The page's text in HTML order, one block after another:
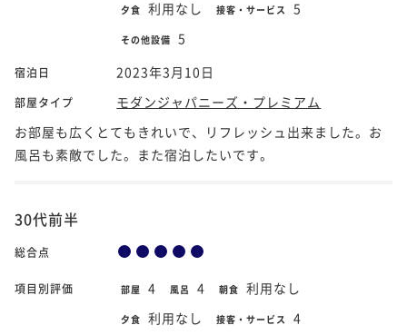
夕食 利用なし 接客・サービス 5
その他設備 5
宿泊日 2023年3月10日
部屋タイプ
モダンジャパニーズ・プレミアム
お部屋も広くとてもきれいで、リフレッシュ出来ました。お
風呂も素敵でした。また宿泊したいです。
30代前半
総合点
項目別評価 部屋 4 風呂 4 朝食 利用なし
夕食 利用なし 接客・サービス 4